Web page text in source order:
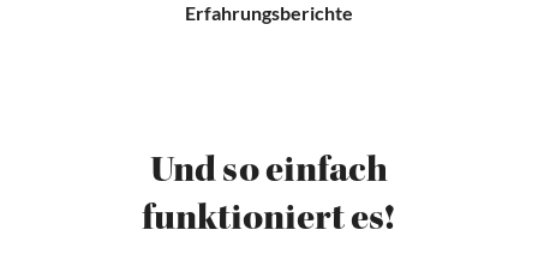
Erfahrungsberichte
Und so einfach
funktioniert es!